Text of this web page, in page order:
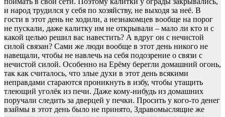
и народ трудился у себя по хозяйству, не выходя за неё. В
гости в этот день не ходили, а незнакомцев вообще на порог
не пускали, даже калитку им не открывали – мало ли кто и с
какой целью решил вас навестить? А вдруг он с нечистой
силой связан? Сами же люди вообще в этот день никого не
навещали, чтобы не навлечь на себя подозрение о связи с
нечистой силой. Особенно на Ерёму берегли домашний огонь,
так как считалось, что злые духи в этот день всякими
неправдами стараются проникнуть в избу, чтобы утащить
тлеющий уголёк из печи. Даже кому-нибудь из домашних
поручали следить за дверцей у печки. Просить у кого-то денег
взаймы в этот день было не принято, Здравомыслящие же